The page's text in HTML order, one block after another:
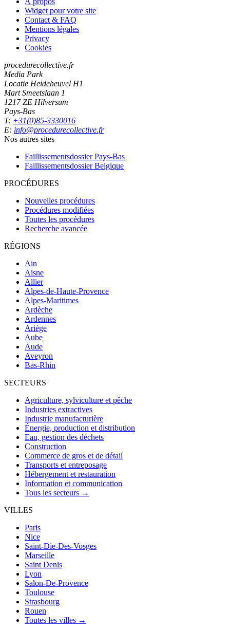
Widget pour votre site
Contact & FAQ
Mentions légales
Privacy
Cookies
procedurecollective.fr
Media Park
Locatie Heideheuvel H1
Mart Smeetslaan 1
1217 ZE Hilversum
Pays-Bas
T: +31(0)85-3330016
E: info@procedurecollective.fr
Nos autres sites
Faillissementsdossier Pays-Bas
Faillissementsdossier Belgique
PROCÉDURES
Nouvelles procédures
Procédures modifiées
Toutes les procédures
Recherche avancée
RÉGIONS
Ain
Aisne
Allier
Alpes-de-Haute-Provence
Alpes-Maritimes
Ardèche
Ardennes
Ariège
Aube
Aude
Aveyron
Bas-Rhin
SECTEURS
Agriculture, sylviculture et pêche
Industries extractives
Industrie manufacturière
Énergie, production et distribution
Eau, gestion des déchets
Construction
Commerce de gros et de détail
Transports et entreposage
Hébergement et restauration
Information et communication
Tous les secteurs →
VILLES
Paris
Nice
Saint-Die-Des-Vosges
Marseille
Saint Denis
Lyon
Salon-De-Provence
Toulouse
Strasbourg
Rouen
Toutes les villes →